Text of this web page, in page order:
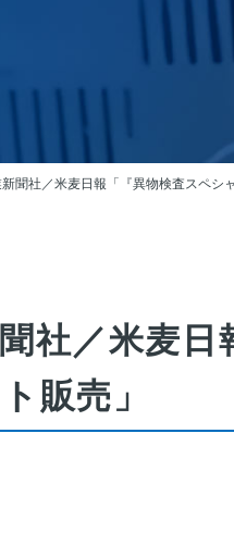
聞社／米麦日報「『異物検査スペシ
社／米麦
販売」